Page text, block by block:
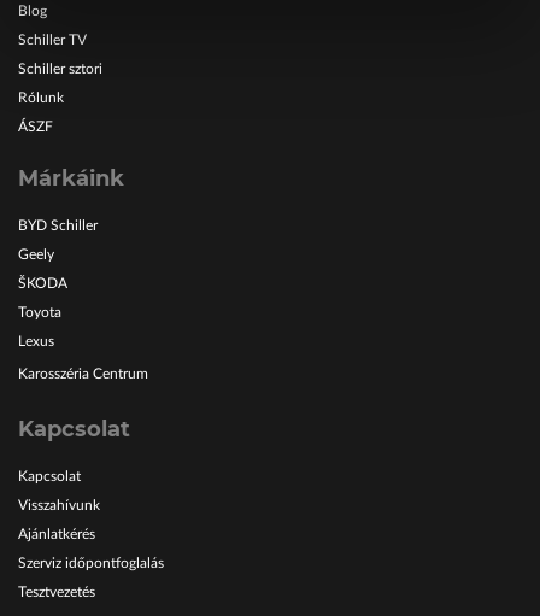
Blog
Schiller TV
Schiller sztori
Rólunk
ÁSZF
Márkáink
BYD Schiller
Geely
ŠKODA
Toyota
Lexus
Karosszéria Centrum
Kapcsolat
Kapcsolat
Visszahívunk
Ajánlatkérés
Szerviz időpontfoglalás
Tesztvezetés